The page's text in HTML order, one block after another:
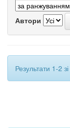
Автори
Результати 1-2